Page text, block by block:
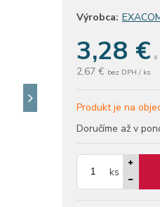
Výrobca:
3,28 € s
2,67 € bez DPH / ks
Produkt je na
Doručíme až v
ks